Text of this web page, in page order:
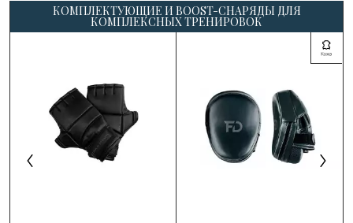
КОМПЛЕКТУЮЩИЕ И BOOST-СНАРЯДЫ ДЛЯ
КОМПЛЕКСНЫХ ТРЕНИРОВОК